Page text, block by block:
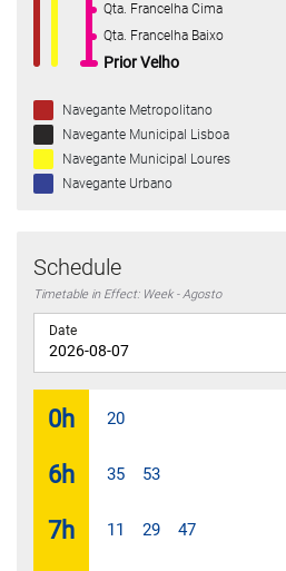
Qta. Francelha Cima
Qta. Francelha Baixo
Prior Velho
Navegante Metropolitano
Navegante Municipal Lisboa
Navegante Municipal Loures
Navegante Urbano
Schedule
Date
Timetable in Effect: Week - Agosto
0h 20
6h 35 53
7h 11 29 47